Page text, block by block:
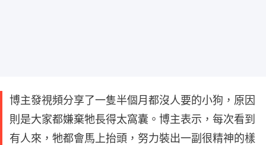
博主發視頻分享了一隻半個月都沒人要的小狗，原因
則是大家都嫌棄牠長得太窩囊。博主表示，每次看到
有人來，牠都會馬上抬頭，努力裝出一副很精神的樣